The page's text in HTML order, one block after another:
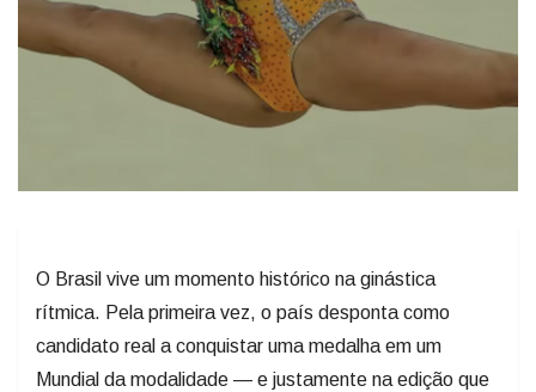
O Brasil vive um momento histórico na ginástica
rítmica. Pela primeira vez, o país desponta como
candidato real a conquistar uma medalha em um
Mundial da modalidade — e justamente na edição que